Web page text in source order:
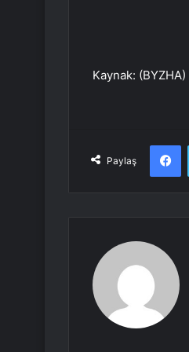
Kaynak:
Paylaş